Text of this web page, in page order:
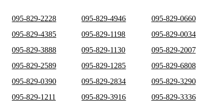
095-829-2228 095-829-4946
095-829-0660
095-829-4385
095-829-1198
095-829-0034
095-829-3888
095-829-1130
095-829-2007
095-829-2589
095-829-1285
095-829-6808
095-829-0390
095-829-2834
095-829-3290
095-829-1211
095-829-3916
095-829-3336